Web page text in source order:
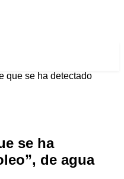
que se ha detectado
se ha
de agua